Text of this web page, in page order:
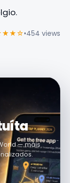
•454 views
— máis